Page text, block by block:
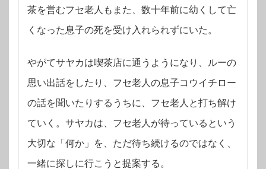
茶を営むフセ老人もまた、数十年前に幼くして亡
くなった息子の死を受け入れられずにいた。
やがてサヤカは喫茶店に通うようになり、ルーの
思い出話をしたり、フセ老人の息子コウイチロー
の話を聞いたりするうちに、フセ老人と打ち解け
ていく。サヤカは、フセ老人が待っているという
大切な「何か」を、ただ待ち続けるのではなく、
一緒に探しに行こうと提案する。